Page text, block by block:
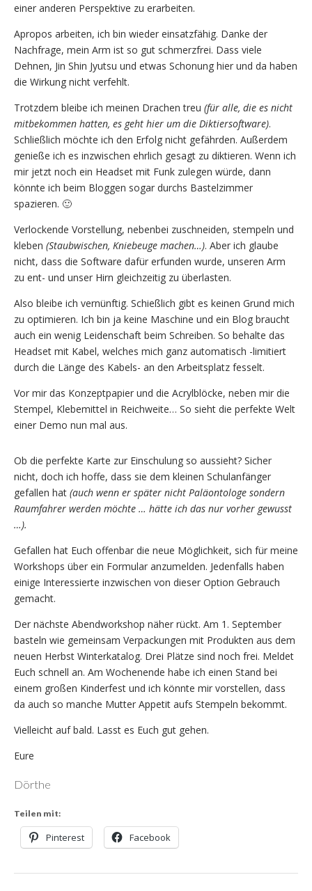
einer anderen Perspektive zu erarbeiten.
Apropos arbeiten, ich bin wieder einsatzfähig. Danke der
Nachfrage, mein Arm ist so gut schmerzfrei. Dass viele
Dehnen, Jin Shin Jyutsu und etwas Schonung hier und da haben
die Wirkung nicht verfehlt.
Trotzdem bleibe ich meinen Drachen treu (für alle, die es nicht
mitbekommen hatten, es geht hier um die Diktiersoftware).
Schließlich möchte ich den Erfolg nicht gefährden. Außerdem
genieße ich es inzwischen ehrlich gesagt zu diktieren. Wenn ich
mir jetzt noch ein Headset mit Funk zulegen würde, dann
könnte ich beim Bloggen sogar durchs Bastelzimmer
spazieren. 🙂
Verlockende Vorstellung, nebenbei zuschneiden, stempeln und
kleben (Staubwischen, Kniebeuge machen…). Aber ich glaube
nicht, dass die Software dafür erfunden wurde, unseren Arm
zu ent- und unser Hirn gleichzeitig zu überlasten.
Also bleibe ich vernünftig. Schießlich gibt es keinen Grund mich
zu optimieren. Ich bin ja keine Maschine und ein Blog braucht
auch ein wenig Leidenschaft beim Schreiben. So behalte das
Headset mit Kabel, welches mich ganz automatisch -limitiert
durch die Länge des Kabels- an den Arbeitsplatz fesselt.
Vor mir das Konzeptpapier und die Acrylblöcke, neben mir die
Stempel, Klebemittel in Reichweite… So sieht die perfekte Welt
einer Demo nun mal aus.
Ob die perfekte Karte zur Einschulung so aussieht? Sicher
nicht, doch ich hoffe, dass sie dem kleinen Schulanfänger
gefallen hat (auch wenn er später nicht Paläontologe sondern
Raumfahrer werden möchte … hätte ich das nur vorher gewusst
…).
Gefallen hat Euch offenbar die neue Möglichkeit, sich für meine
Workshops über ein Formular anzumelden. Jedenfalls haben
einige Interessierte inzwischen von dieser Option Gebrauch
gemacht.
Der nächste Abendworkshop näher rückt. Am 1. September
basteln wie gemeinsam Verpackungen mit Produkten aus dem
neuen Herbst Winterkatalog. Drei Plätze sind noch frei. Meldet
Euch schnell an. Am Wochenende habe ich einen Stand bei
einem großen Kinderfest und ich könnte mir vorstellen, dass
da auch so manche Mutter Appetit aufs Stempeln bekommt.
Vielleicht auf bald. Lasst es Euch gut gehen.
Eure
Dörthe
Teilen mit:
Pinterest Facebook